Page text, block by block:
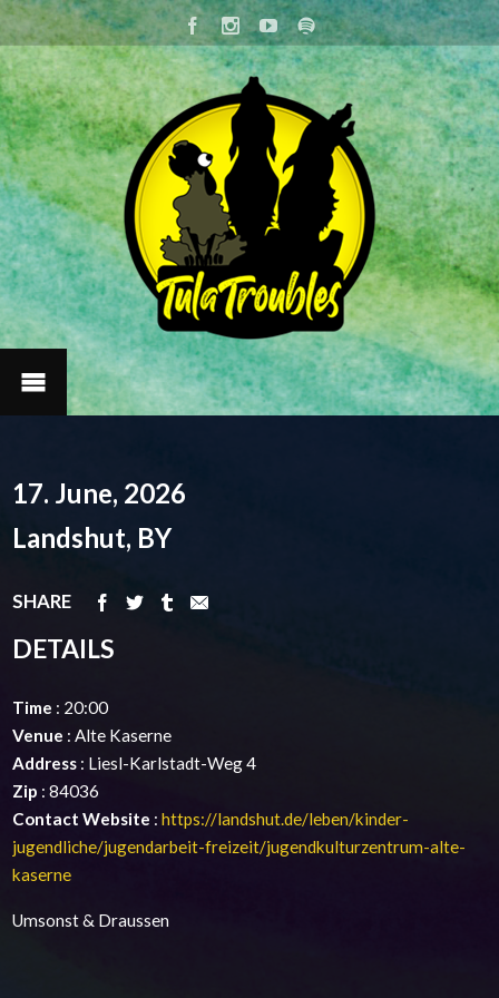
17. June, 2026
Landshut, BY
SHARE
DETAILS
Time : 20:00
Venue : Alte Kaserne
Address : Liesl-Karlstadt-Weg 4
Zip : 84036
Contact Website :https://landshut.de/leben/kinder-
jugendliche/jugendarbeit-freizeit/jugendkulturzentrum-alte-
kaserne
Umsonst & Draussen